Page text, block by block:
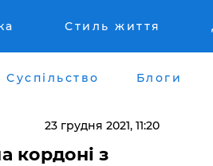
Стиль життя
Суспільство Блоги
23 грудня 2021, 11:20
кордоні з